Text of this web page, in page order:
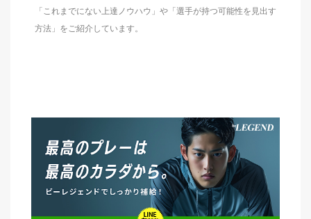
「これまでにない上達ノウハウ」や「選手が持つ可能性を見出す
方法」をご紹介しています。